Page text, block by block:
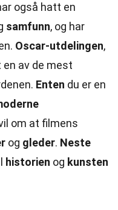
også hatt en
samfunn, og har
Oscar-utdelingen,
av de mest
Enten du er en
om at filmens
og gleder. Neste
historien og kunsten